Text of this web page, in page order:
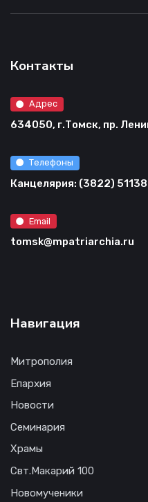
Контакты
Адрес
634050, г.Томск, пр.
Телефоны
Канцелярия: (3822)
Email
tomsk@mpatriarchia.ru
Навигация
Митрополия
Епархия
Новости
Семинария
Храмы
Свт.Макарий 100
Новомученики